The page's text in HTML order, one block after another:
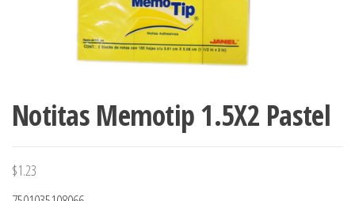
Notitas Memotip 1.5X2 Pastel
$1.23